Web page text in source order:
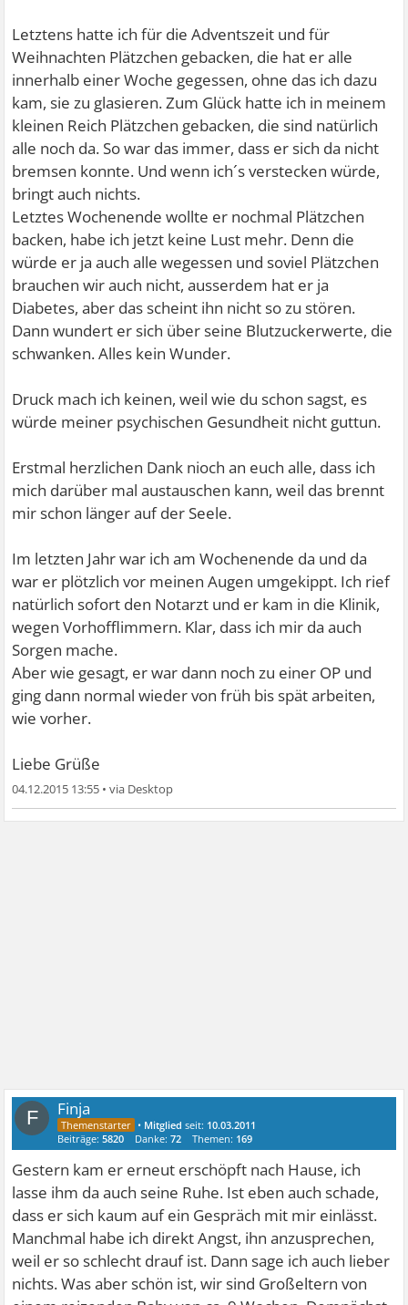
Letztens hatte ich für die Adventszeit und für
Weihnachten Plätzchen gebacken, die hat er alle
innerhalb einer Woche gegessen, ohne das ich dazu
kam, sie zu glasieren. Zum Glück hatte ich in meinem
kleinen Reich Plätzchen gebacken, die sind natürlich
alle noch da. So war das immer, dass er sich da nicht
bremsen konnte. Und wenn ich´s verstecken würde,
bringt auch nichts.
Letztes Wochenende wollte er nochmal Plätzchen
backen, habe ich jetzt keine Lust mehr. Denn die
würde er ja auch alle wegessen und soviel Plätzchen
brauchen wir auch nicht, ausserdem hat er ja
Diabetes, aber das scheint ihn nicht so zu stören.
Dann wundert er sich über seine Blutzuckerwerte, die
schwanken. Alles kein Wunder.
Druck mach ich keinen, weil wie du schon sagst, es
würde meiner psychischen Gesundheit nicht guttun.
Erstmal herzlichen Dank nioch an euch alle, dass ich
mich darüber mal austauschen kann, weil das brennt
mir schon länger auf der Seele.
Im letzten Jahr war ich am Wochenende da und da
war er plötzlich vor meinen Augen umgekippt. Ich rief
natürlich sofort den Notarzt und er kam in die Klinik,
wegen Vorhofflimmern. Klar, dass ich mir da auch
Sorgen mache.
Aber wie gesagt, er war dann noch zu einer OP und
ging dann normal wieder von früh bis spät arbeiten,
wie vorher.
Liebe Grüße
04.12.2015 13:55 •
F Finja
• Mitglied seit: 10.03.2011
Beiträge:5820 Danke:72 Themen: 169
Gestern kam er erneut erschöpft nach Hause, ich
lasse ihm da auch seine Ruhe. Ist eben auch schade,
dass er sich kaum auf ein Gespräch mit mir einlässt.
Manchmal habe ich direkt Angst, ihn anzusprechen,
weil er so schlecht drauf ist. Dann sage ich auch lieber
nichts. Was aber schön ist, wir sind Großeltern von